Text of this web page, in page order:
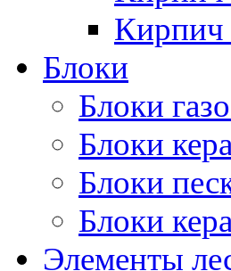
Кирпич
Блоки
Блоки
Блоки
Блоки
Блоки
Элементы